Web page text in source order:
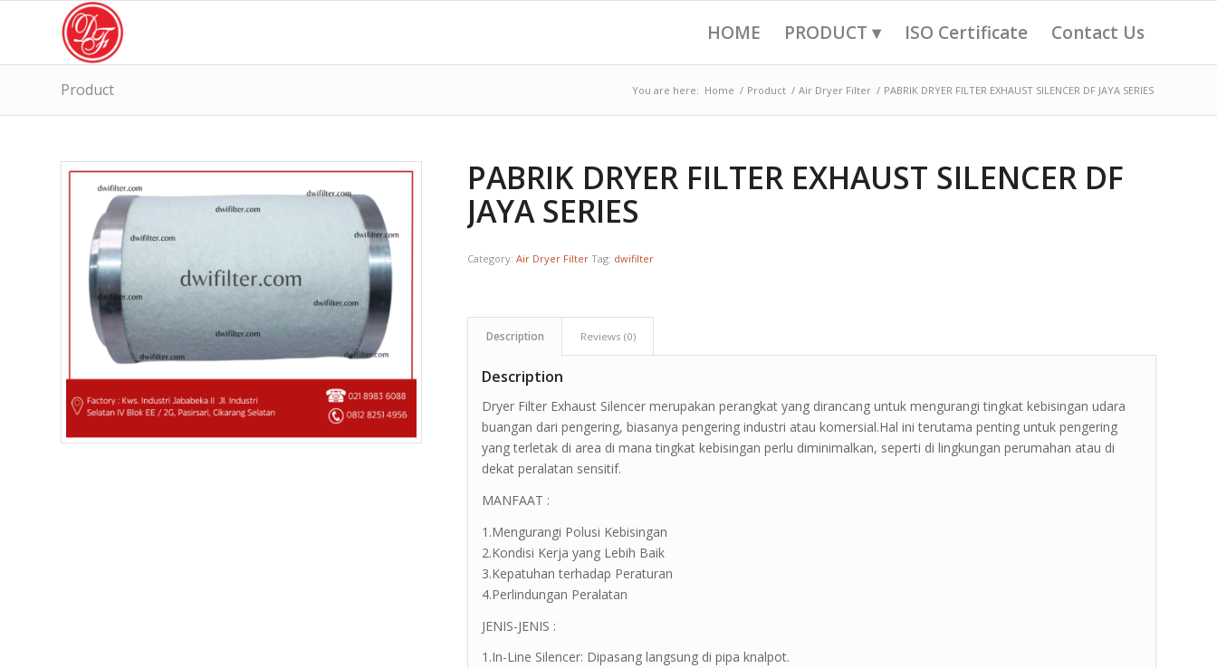
HOME PRODUCT ▾ ISO Certificate Contact Us
Product You are here: Home / Product / Air Dryer Filter / PABRIK DRYER FILTER EXHAUST SILENCER DF JAYA SERIES
PABRIK DRYER FILTER EXHAUST SILENCER DF
JAYA SERIES
Category:Air Dryer Filter Tag: dwifilter
Description Reviews (0)
Description
Dryer Filter Exhaust Silencer merupakan perangkat yang dirancang untuk mengurangi tingkat kebisingan udara
buangan dari pengering, biasanya pengering industri atau komersial.Hal ini terutama penting untuk pengering
yang terletak di area di mana tingkat kebisingan perlu diminimalkan, seperti di lingkungan perumahan atau di
dekat peralatan sensitif.
MANFAAT :
1.Mengurangi Polusi Kebisingan
2.Kondisi Kerja yang Lebih Baik
3.Kepatuhan terhadap Peraturan
4.Perlindungan Peralatan
JENIS-JENIS :
1.In-Line Silencer: Dipasang langsung di pipa knalpot.